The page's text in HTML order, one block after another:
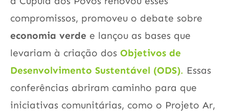
compromissos, promoveu o debate sobre
economia verde e lançou as bases que
levariam à criação dos Objetivos de
Desenvolvimento Sustentável (ODS). Essas
conferências abriram caminho para que
iniciativas comunitárias, como o Projeto Ar,